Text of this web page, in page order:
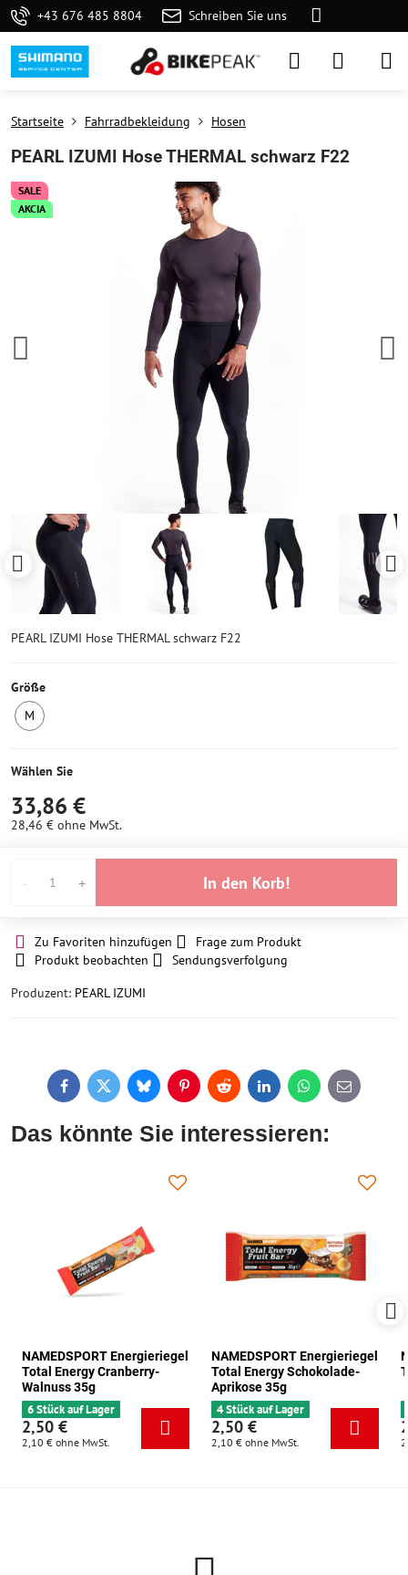
+43 676 485 8804 Schreiben Sie uns
SALE
AKCIA
Startseite Fahrradbekleidung Hosen
PEARL IZUMI Hose THERMAL schwarz F22
PEARL IZUMI Hose THERMAL schwarz F22
Größe
M
Wählen Sie
33,86 €
28,46 € ohne MwSt.
In den Korb!
Zu Favoriten hinzufügen
Frage zum Produkt
Produkt beobachten
Sendungsverfolgung
Produzent: PEARL IZUMI
FacebookTwitterBlueskyPinterestReddit LinkedInWhatsApp
E-
mail
Das könnte Sie interessieren:
NAMEDSPORT Energieriegel
Total Energy Cranberry-
Walnuss 35g
6 Stück auf Lager
2,50 €
2,10 € ohne MwSt.
NAMEDSPORT Energieriegel
Total Energy Schokolade-
Aprikose 35g
4 Stück auf Lager
2,50 €
2,10 € ohne MwSt.